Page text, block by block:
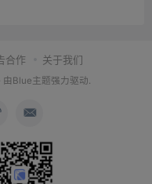
合作 关于我们
· 由 Blue主题强力驱动.